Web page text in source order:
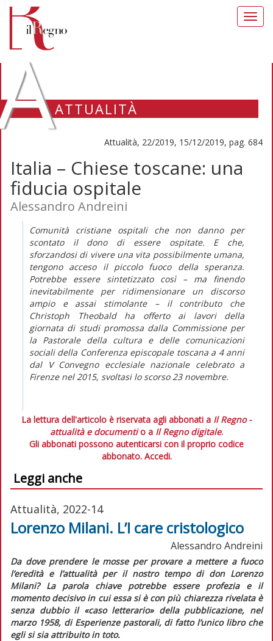
ATTUALITÀ
Attualità, 22/2019, 15/12/2019, pag. 684
Italia – Chiese toscane: una
fiducia ospitale
Alessandro Andreini
Comunità cristiane ospitali che non danno per
scontato il dono di essere ospitate. E che,
sforzandosi di vivere una vita possibilmente umana,
tengono acceso il piccolo fuoco della speranza.
Potrebbe essere sintetizzato così – ma finendo
inevitabilmente per ridimensionare un discorso
ampio e assai stimolante – il contributo che
Christoph Theobald ha offerto ai lavori della
giornata di studi promossa dalla Commissione per
la Pastorale della cultura e delle comunicazioni
sociali della Conferenza episcopale toscana a 4 anni
dal V Convegno ecclesiale nazionale celebrato a
Firenze nel 2015, svoltasi lo scorso 23 novembre.
La lettura dell'articolo è riservata agli abbonati a Il Regno -
attualità e documentio a Il Regno digitale.
Gli abbonati possono autenticarsi con il proprio codice
abbonato. Accedi.
Leggi anche
Attualità, 2022-14
Lorenzo Milani. L’I care cristologico
Alessandro Andreini
Da dove prendere le mosse per provare a mettere a fuoco
l’eredità e l’attualità per il nostro tempo di don Lorenzo
Milani? La parola chiave potrebbe essere profezia e il
momento decisivo in cui essa si è con più chiarezza rivelata è
senza dubbio il «caso letterario» della pubblicazione, nel
marzo 1958, di Esperienze pastorali, di fatto l’unico libro che
egli si sia attribuitoin toto.